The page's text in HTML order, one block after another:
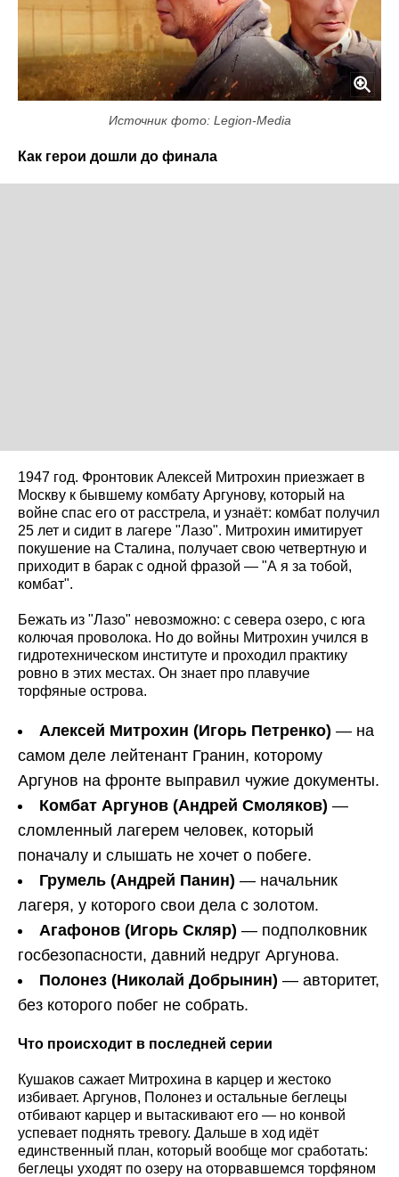
Источник фото: Legion-Media
Как герои дошли до финала
1947 год. Фронтовик Алексей Митрохин приезжает в
Москву к бывшему комбату Аргунову, который на
войне спас его от расстрела, и узнаёт: комбат получил
25 лет и сидит в лагере "Лазо". Митрохин имитирует
покушение на Сталина, получает свою четвертную и
приходит в барак с одной фразой — "А я за тобой,
комбат".
Бежать из "Лазо" невозможно: с севера озеро, с юга
колючая проволока. Но до войны Митрохин учился в
гидротехническом институте и проходил практику
ровно в этих местах. Он знает про плавучие
торфяные острова.
Алексей Митрохин (Игорь Петренко) — на
самом деле лейтенант Гранин, которому
Аргунов на фронте выправил чужие документы.
Комбат Аргунов (Андрей Смоляков) —
сломленный лагерем человек, который
поначалу и слышать не хочет о побеге.
Грумель (Андрей Панин) — начальник
лагеря, у которого свои дела с золотом.
Агафонов (Игорь Скляр) — подполковник
госбезопасности, давний недруг Аргунова.
Полонез (Николай Добрынин) — авторитет,
без которого побег не собрать.
Что происходит в последней серии
Кушаков сажает Митрохина в карцер и жестоко
избивает. Аргунов, Полонез и остальные беглецы
отбивают карцер и вытаскивают его — но конвой
успевает поднять тревогу. Дальше в ход идёт
единственный план, который вообще мог сработать:
беглецы уходят по озеру на оторвавшемся торфяном